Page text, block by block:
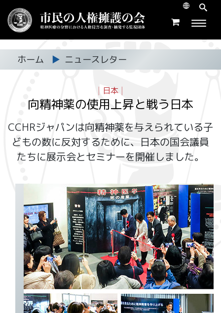
ホーム ▶ ニュースレター
| 日本 |
向精神薬の使用上昇と戦う日本
CCHRジャパンは向精神薬を与えられている子
どもの数に反対するために、日本の国会議員
たちに展示会とセミナーを開催しました。